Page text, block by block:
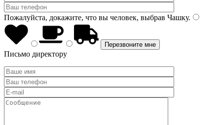
Пожалуйста, докажите, что вы человек, выбрав Чашку.
Письмо директору